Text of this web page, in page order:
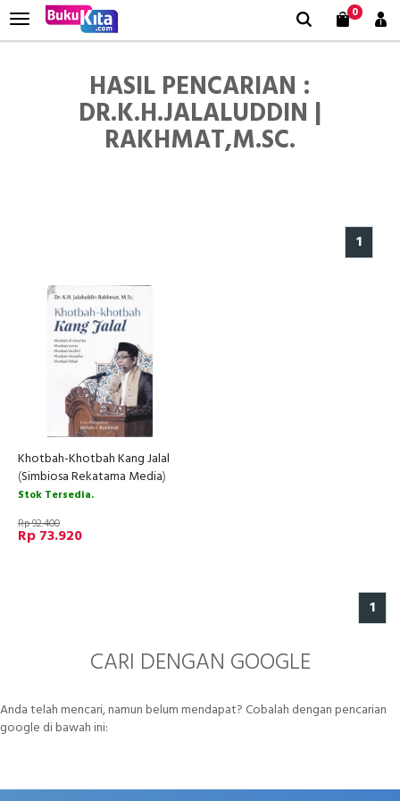
0
HASIL PENCARIAN :
DR.K.H.JALALUDDIN |
RAKHMAT,M.SC.
1
Khotbah-Khotbah Kang Jalal
(Simbiosa Rekatama Media)
Stok Tersedia.
Rp 92.400
Rp 73.920
1
CARI DENGAN GOOGLE
Anda telah mencari, namun belum mendapat? Cobalah dengan pencarian
google di bawah ini: